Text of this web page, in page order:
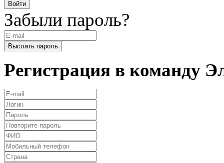
Забыли пароль?
Регистрация в команду